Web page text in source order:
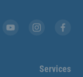
Services